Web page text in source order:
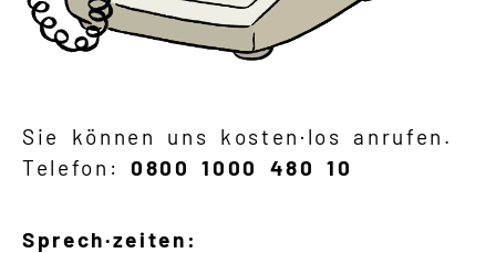
Sie können uns kosten·los anrufen.
Telefon: 0800 1000 480 10
Sprech·zeiten: